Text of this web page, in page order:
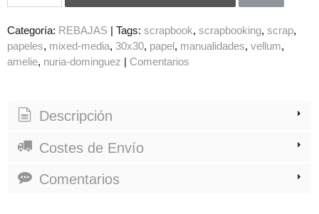
Categoría: REBAJAS | Tags: scrapbook scrapbooking scrap
papeles mixed-media 30x30 papel manualidades vellum
amelie nuria-dominguez | Comentarios
Descripción
Costes de Envío
Comentarios